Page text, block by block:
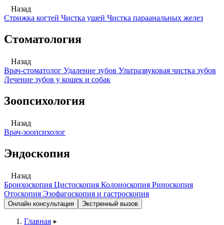
Назад
Стрижка когтей Чистка ушей Чистка параанальных желез
Стоматология
Назад
Врач-стоматолог Удаление зубов Ультразвуковая чистка зубов
Лечение зубов у кошек и собак
Зоопсихология
Назад
Врач-зоопсихолог
Эндоскопия
Назад
Бронхоскопия Цистоскопия Колоноскопия Риноскопия
Отоскопия Эзофагоскопия и гастроскопия
Онлайн консультация Экстренный вызов
Главная